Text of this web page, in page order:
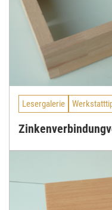
Lesergalerie